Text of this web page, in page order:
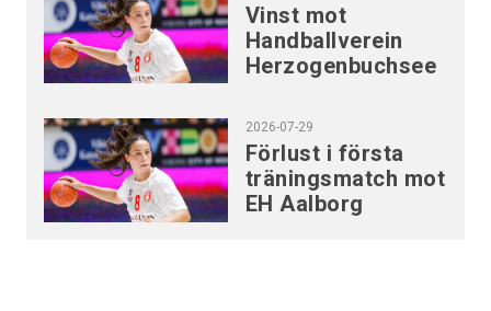
Vinst mot
Handballverein
Herzogenbuchsee
2026-07-29
Förlust i första
träningsmatch mot
EH Aalborg